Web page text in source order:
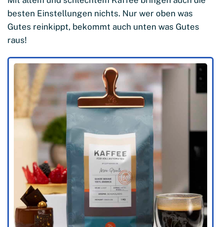
besten Einstellungen nichts. Nur wer oben was
Gutes reinkippt, bekommt auch unten was Gutes
raus!